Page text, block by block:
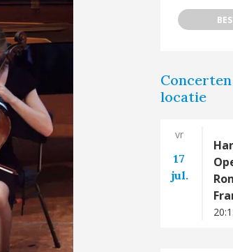
locatie
vr
17
jul.